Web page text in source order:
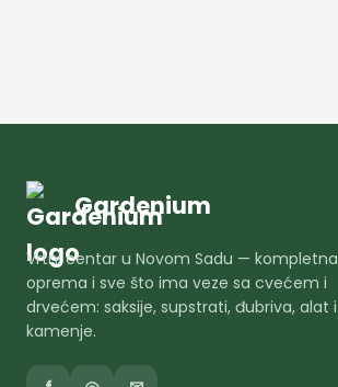
Gardenium
Vrtni centar u Novom Sadu — kompletna
oprema i sve što ima veze sa cvećem i
drvećem: saksije, supstrati, đubriva, alat i
kamenje.